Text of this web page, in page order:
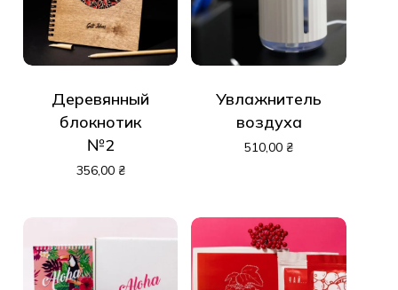
Деревянный
блокнотик
№2
356,00 ₴
Увлажнитель
воздуха
510,00 ₴